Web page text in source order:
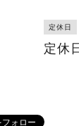
定休日
定休